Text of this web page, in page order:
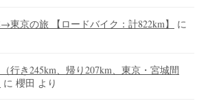
京の旅 【ロードバイク：計822km】
に
行き245km、帰り207km、東京・宮城間
に 櫻田 より